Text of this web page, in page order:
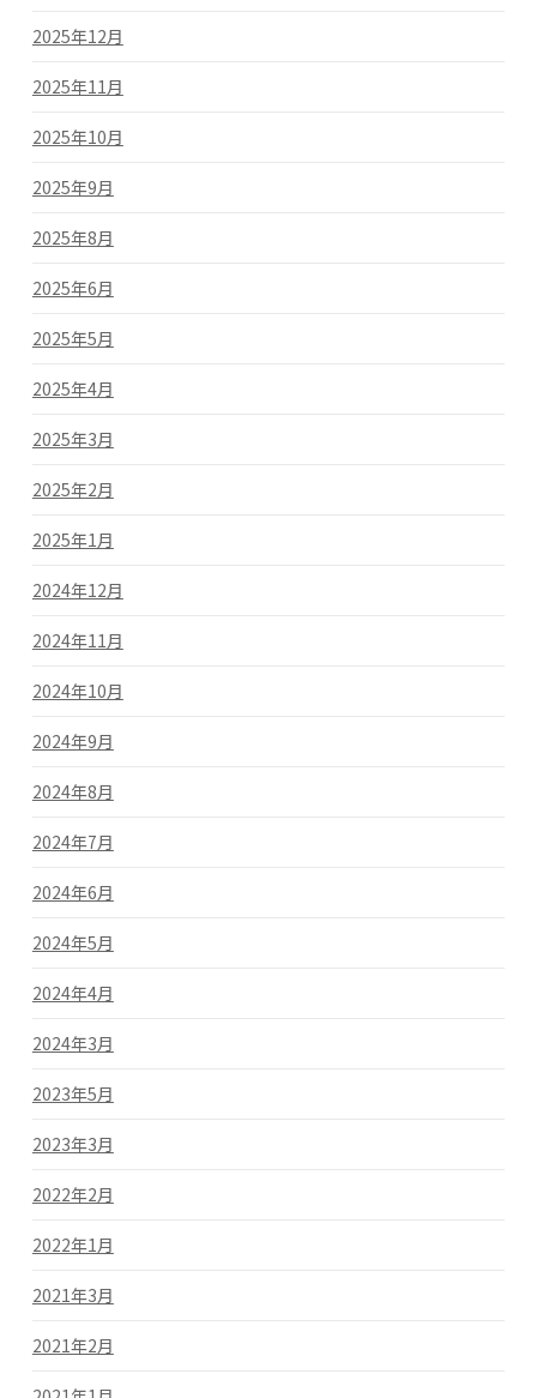
2025年12月
2025年11月
2025年10月
2025年9月
2025年8月
2025年6月
2025年5月
2025年4月
2025年3月
2025年2月
2025年1月
2024年12月
2024年11月
2024年10月
2024年9月
2024年8月
2024年7月
2024年6月
2024年5月
2024年4月
2024年3月
2023年5月
2023年3月
2022年2月
2022年1月
2021年3月
2021年2月